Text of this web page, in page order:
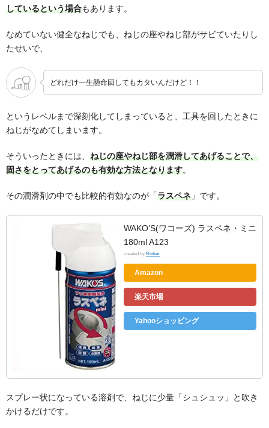
しているという場合もあります。
なめていない健全なねじでも、ねじの座やねじ部がサビていたりし
たせいで、
どれだけ一生懸命回してもカタいんだけど！！
というレベルまで深刻化してしまっていると、工具を回したときに
ねじがなめてしまいます。
そういったときには、 ねじの座やねじ部を潤滑してあげることで、
固さをとってあげるのも有効な方法となります。
その潤滑剤の中でも比較的有効なのが「ラスペネ 」です。
WAKO’S(ワコーズ) ラスペネ・ミニ
180ml A123
created by Rinker
Amazon
楽天市場
Yahooショッピング
スプレー状になっている溶剤で、ねじに少量「シュシュッ」と吹き
かけるだけです。